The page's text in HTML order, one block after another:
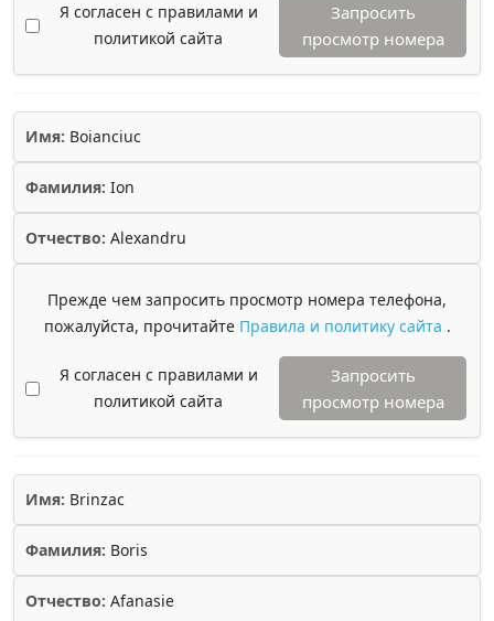
Я согласен с правилами и
политикой сайта
Запросить
просмотр номера
Имя: Boianciuc
Фамилия: Ion
Отчество: Alexandru
Прежде чем запросить просмотр номера телефона,
пожалуйста, прочитайте Правила и политику сайта .
Я согласен с правилами и
политикой сайта
Запросить
просмотр номера
Имя: Brinzac
Фамилия: Boris
Отчество: Afanasie